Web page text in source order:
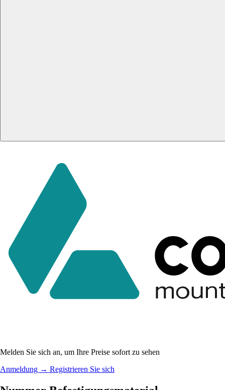
Melden Sie sich an, um Ihre Preise sofort zu sehen
Anmeldung → Registrieren Sie sich